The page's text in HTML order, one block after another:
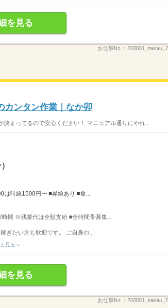
を見る
お仕事No.：
ンタン作業｜なか卯
まってるので安心ください！ マニュアル通りにやれ...
は時給1500円〜 ■昇給あり ■食...
間 ※残業代は全額支給 ■全時間帯募集...
ぎたい方も歓迎です。 ご自身の...
と見る
を見る
お仕事No.：